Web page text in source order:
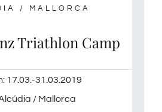
/ MALLORCA
Triathlon Camp
17.03.-31.03.2019
/ Mallorca